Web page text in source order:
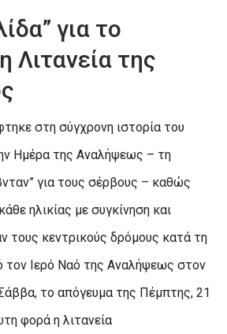
για το
Λιτανεία της
στη σύγχρονη ιστορία του
Ημέρα της Αναλήψεως – τη
για τους σέρβους – καθώς
ηλικίας με συγκίνηση και
τους κεντρικούς δρόμους κατά τη
τον Ιερό Ναό της Αναλήψεως στον
το απόγευμα της Πέμπτης, 21
φορά η λιτανεία